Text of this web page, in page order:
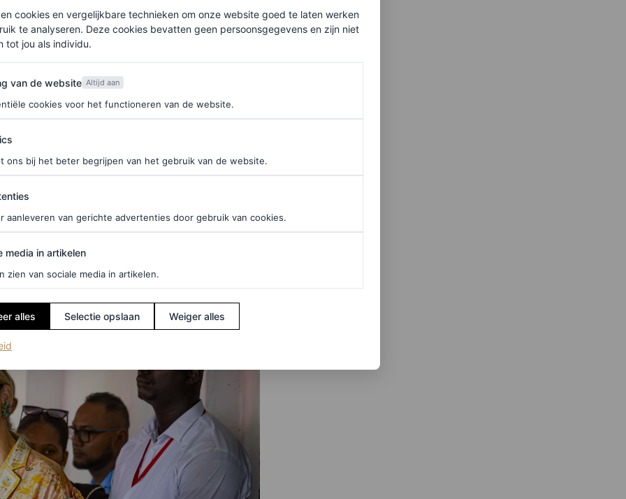
Indonesië
Suriname. Bij terugkomst in Nederland zal de
we weten zeker dat haar wintergarderobe net
cookies en vergelijkbare technieken om onze website goed te laten werken
te analyseren. Deze cookies bevatten geen persoonsgegevens en zijn niet
tot jou als individu.
de website
van de website Altijd aan
cookies voor het functioneren van de website.
ons bij het beter begrijpen van het gebruik van de website.
aanleveren van gerichte advertenties door gebruik van cookies.
in artikelen
media in artikelen
zien van sociale media in artikelen.
alles Selectie opslaan Weiger alles